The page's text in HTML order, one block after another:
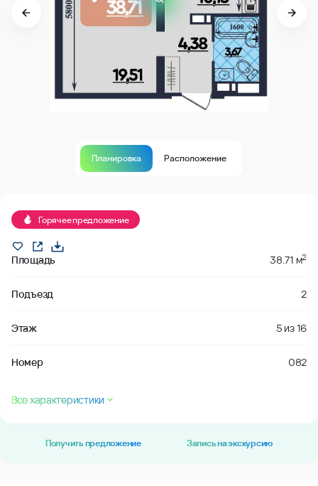
Планировка Расположение
Горячее предложение
Площадь 38.71 м2
Подъезд 2
Этаж 5 из16
Номер 082
Все характеристики
Получить предложение Запись на экскурсию